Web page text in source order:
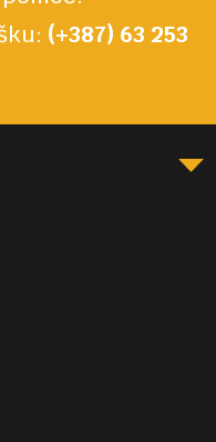
(+387) 63 253